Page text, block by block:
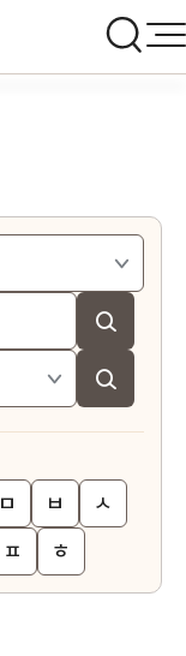
ㅁ ㅂ
ㅅ
ㅍ ㅎ